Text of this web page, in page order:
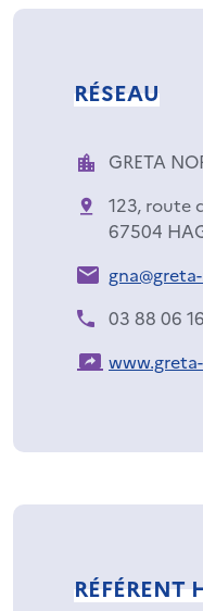
RÉSEAU
GRETA
123, route
67504
03 88 06
RÉFÉRENT